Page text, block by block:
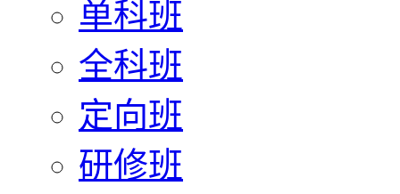
单科班
全科班
定向班
研修班